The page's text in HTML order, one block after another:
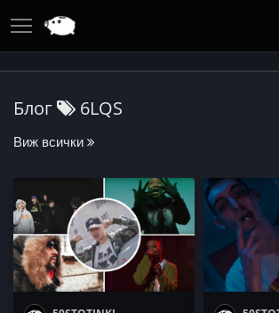
Блог 6LQS
Виж всички